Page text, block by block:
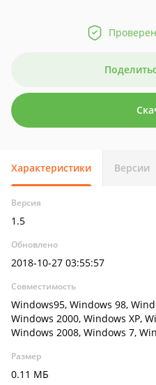
Характеристики Версии
Версия
1.5
Обновлено
2018-10-27 03:55:57
Совместимость
Windows95, Windows 98,
Windows 2000, Windows XP,
Windows 2008, Windows 7,
Размер
0.11 МБ